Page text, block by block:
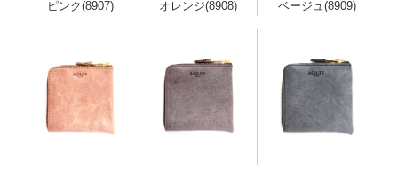
ピンク(8907) オレンジ(8908) ベージュ(8909)